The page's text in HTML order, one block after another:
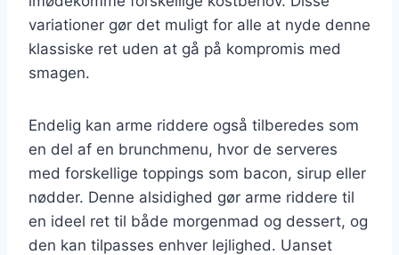
variationer gør det muligt for alle at nyde denne
klassiske ret uden at gå på kompromis med
smagen.
Endelig kan arme riddere også tilberedes som
en del af en brunchmenu, hvor de serveres
med forskellige toppings som bacon, sirup eller
nødder. Denne alsidighed gør arme riddere til
en ideel ret til både morgenmad og dessert, og
den kan tilpasses enhver lejlighed. Uanset